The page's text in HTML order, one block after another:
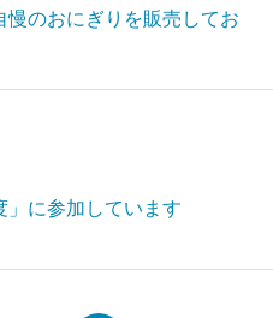
慢のおにぎりを販売してお
」に参加しています